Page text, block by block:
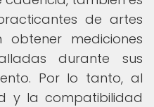
de artes
obtener mediciones
durante sus
Por lo tanto, al
y la compatibilidad